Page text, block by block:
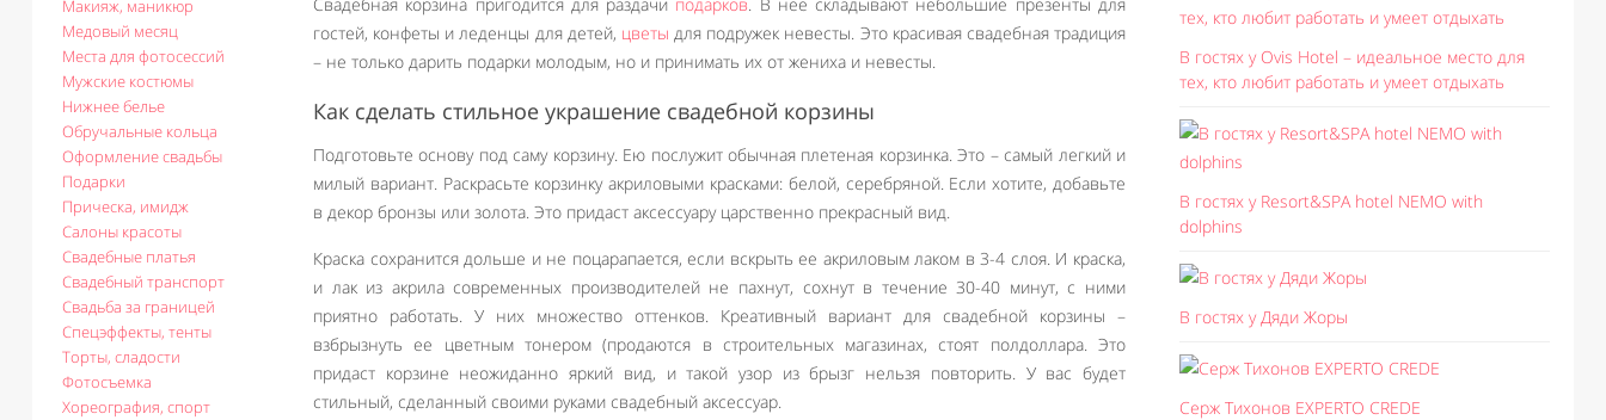
Макияж, маникюр
Медовый месяц
Места для фотосессий
Мужские костюмы
Нижнее белье
Обручальные кольца
Оформление свадьбы
Подарки
Прическа, имидж
Салоны красоты
Свадебные платья
Свадебный транспорт
Свадьба за границей
Спецэффекты, тенты
Торты, сладости
Фотосъемка
Хореография, спорт
гостей, конфеты и леденцы для детей, цветы для подружек невесты. Это красивая свадебная традиция
– не только дарить подарки молодым, но и принимать их от жениха и невесты.
Как сделать стильное украшение свадебной корзины
Подготовьте основу под саму корзину. Ею послужит обычная плетеная корзинка. Это – самый легкий и
милый вариант. Раскрасьте корзинку акриловыми красками: белой, серебряной. Если хотите, добавьте
в декор бронзы или золота. Это придаст аксессуару царственно прекрасный вид.
Краска сохранится дольше и не поцарапается, если вскрыть ее акриловым лаком в 3-4 слоя. И краска,
и лак из акрила современных производителей не пахнут, сохнут в течение 30-40 минут, с ними
приятно работать. У них множество оттенков. Креативный вариант для свадебной корзины –
взбрызнуть ее цветным тонером (продаются в строительных магазинах, стоят полдоллара. Это
придаст корзине неожиданно яркий вид, и такой узор из брызг нельзя повторить. У вас будет
стильный, сделанный своими руками свадебный аксессуар.
В гостях у Ovis Hotel – идеальное место для
тех, кто любит работать и умеет отдыхать
В гостях у Resort&SPA hotel NEMO with
dolphins
В гостях у Дяди Жоры
Серж Тихонов EXPERTO CREDE